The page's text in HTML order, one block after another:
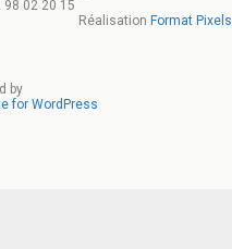
98 02 20 15
Réalisation Format Pixels
by
for WordPress